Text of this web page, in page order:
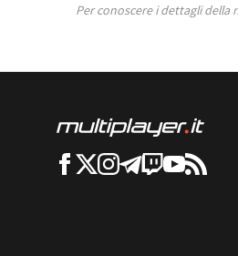
Per conoscere i dettagli della